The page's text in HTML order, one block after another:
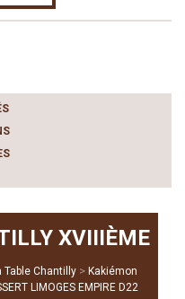
XVIIIÈME
Table Chantilly > Kakiémon
LIMOGES EMPIRE D22